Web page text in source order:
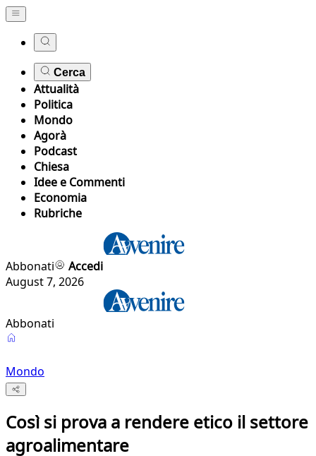
Cerca
Attualità
Politica
Mondo
Agorà
Podcast
Chiesa
Idee e Commenti
Economia
Rubriche
Abbonati
Accedi
August 7, 2026
Abbonati
Mondo
Così si prova a rendere etico il settore
agroalimentare